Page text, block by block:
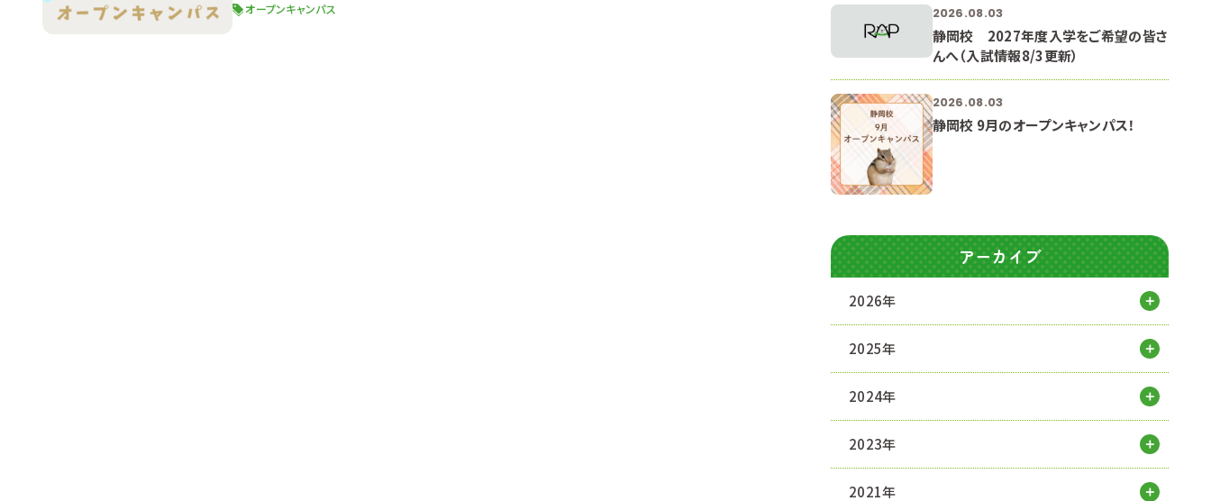
メニューによって時間が異なるためご注意ください！ ※オープンキャンパスは《浜松校》の校舎で
オープンキャンパス 2026.08.03
静岡校 2027年度入学をご希望の皆さ
んへ（入試情報8/3更新）
2026.08.03
静岡校 9月のオープンキャンパス！
アーカイブ
2026年
2025年
2024年
2023年
2021年